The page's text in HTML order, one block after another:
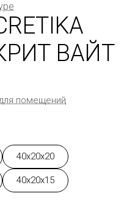
ВАЙТ
помещений
40x20x20
40x20x15